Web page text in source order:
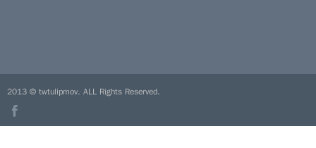
2013 © twtulipmov. ALL Rights Reserved.